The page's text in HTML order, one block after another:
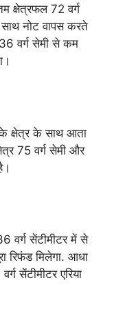
क्षेत्रफल 72 वर्ग
नोट वापस करते
वर्ग सेमी से कम
क्षेत्र के साथ आता
75 वर्ग सेमी और
वर्ग सेंटीमीटर में से
रिफंड मिलेगा. आधा
सेंटीमीटर एरिया